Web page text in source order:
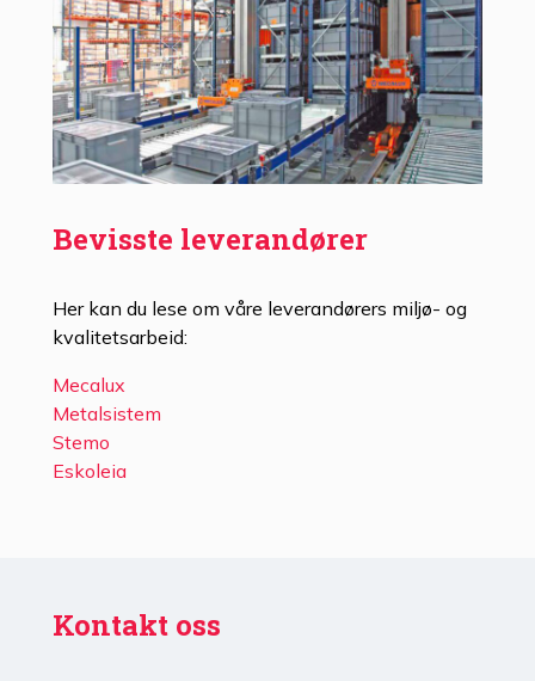
Bevisste leverandører
Her kan du lese om våre leverandørers miljø- og
kvalitetsarbeid:
Mecalux
Metalsistem
Stemo
Eskoleia
Kontakt oss